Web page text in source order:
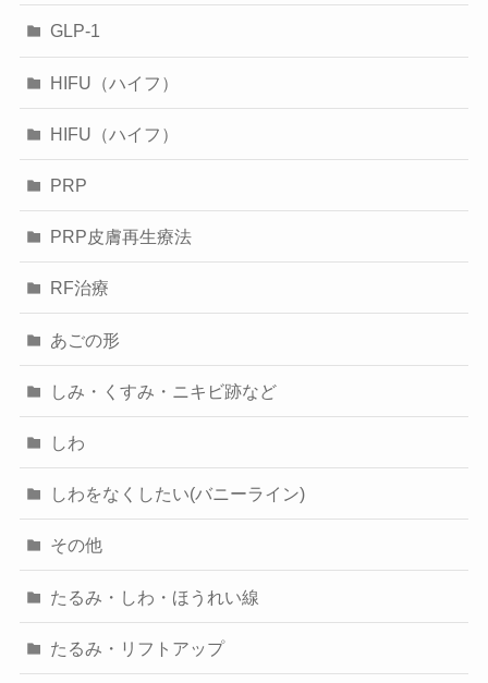
GLP-1
HIFU（ハイフ）
HIFU（ハイフ）
PRP
PRP皮膚再生療法
RF治療
あごの形
しみ・くすみ・ニキビ跡など
しわ
しわをなくしたい(バニーライン)
その他
たるみ・しわ・ほうれい線
たるみ・リフトアップ